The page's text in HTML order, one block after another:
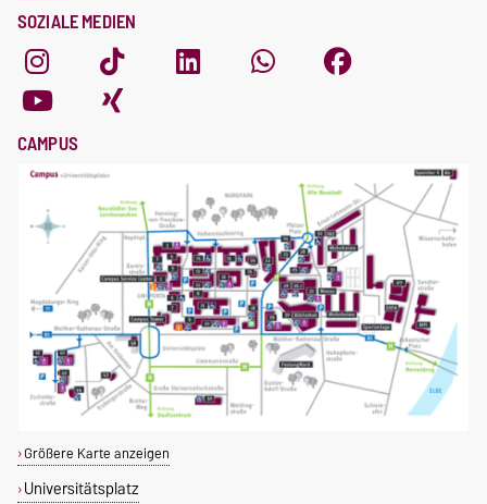
SOZIALE MEDIEN
CAMPUS
Größere Karte anzeigen
Universitätsplatz